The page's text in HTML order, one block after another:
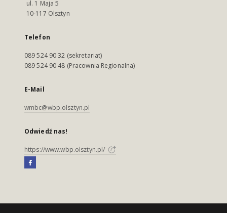
ul. 1 Maja 5
10-117 Olsztyn
Telefon
089 524 90 32 (sekretariat)
089 524 90 48 (Pracownia Regionalna)
E-Mail
wmbc@wbp.olsztyn.pl
Odwiedź nas!
https://www.wbp.olsztyn.pl/